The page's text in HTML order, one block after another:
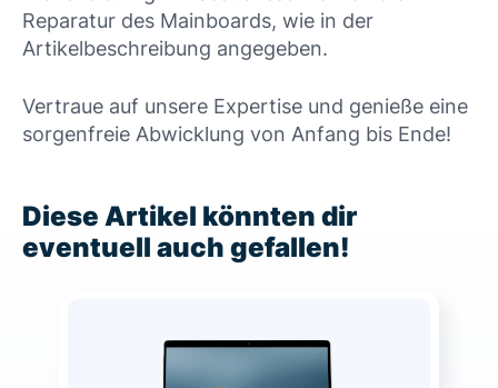
Reparatur des Mainboards, wie in der
Artikelbeschreibung angegeben.
Vertraue auf unsere Expertise und genieße eine
sorgenfreie Abwicklung von Anfang bis Ende!
Diese Artikel könnten dir
eventuell auch gefallen!